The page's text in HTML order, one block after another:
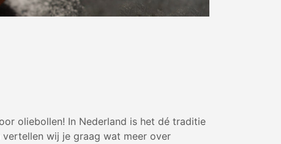
oliebollen! In Nederland is het dé traditie
wij je graag wat meer over